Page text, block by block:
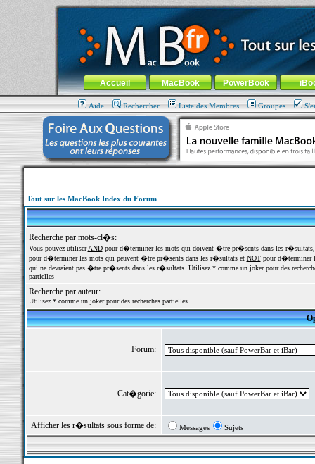
MacBook-fr.com : 100% Apple... 100% nomade !
Aller au contenu-Aller au menu général-Aller au menu de
Menu général
Accueil MacBook PowerBook
Aide Rechercher Liste des Membres Groupes
Tout sur les MacBook Index du Forum
Recherche par mots-cl�s:
Vous pouvez utiliserANDpour d�terminer les mots qui doivent �tre pr�sents dans les
pour d�terminer les mots qui peuvent �tre pr�sents dans les r�sultats et NOTpour d�terminer
qui ne devraient pas �tre pr�sents dans les r�sultats. Utilisez * comme un joker pour des
partielles
Recherche par auteur:
Utilisez * comme un joker pour des recherches partielles
Forum:
Cat�gorie:
Afficher les r�sultats sous forme de: Messages Sujets